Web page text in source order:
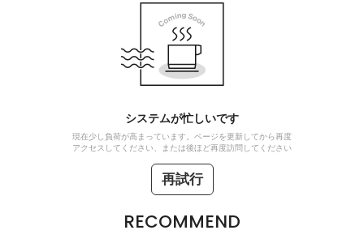
システムが忙しいです
現在少し負荷が高まっています。ページを更新してから再度
アクセスしてください、または後ほど再度訪問してください
再試行
RECOMMEND